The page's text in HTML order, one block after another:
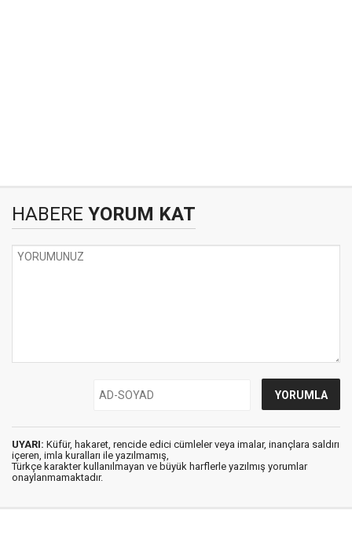
HABERE YORUM KAT
UYARI: Küfür, hakaret, rencide edici cümleler veya imalar, inançlara saldırı
içeren, imla kuralları ile yazılmamış,
Türkçe karakter kullanılmayan ve büyük harflerle yazılmış yorumlar
onaylanmamaktadır.